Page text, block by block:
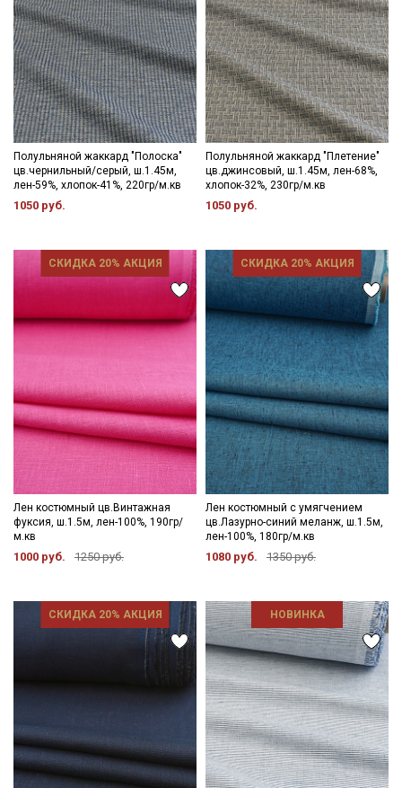
Полульняной жаккард "Полоска"
цв.чернильный/серый, ш.1.45м,
лен-59%, хлопок-41%, 220гр/м.кв
1050 руб.
Полульняной жаккард "Плетение"
цв.джинсовый, ш.1.45м, лен-68%,
хлопок-32%, 230гр/м.кв
1050 руб.
СКИДКА 20% АКЦИЯ
Лен костюмный цв.Винтажная
фуксия, ш.1.5м, лен-100%, 190гр/
м.кв
1000 руб. 1250 руб.
СКИДКА 20% АКЦИЯ
Лен костюмный с умягчением
цв.Лазурно-синий меланж, ш.1.5м,
лен-100%, 180гр/м.кв
1080 руб. 1350 руб.
СКИДКА 20% АКЦИЯ НОВИНКА